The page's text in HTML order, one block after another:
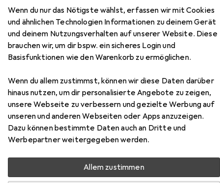
Wenn du nur das Nötigste wählst, erfassen wir mit Cookies
und ähnlichen Technologien Informationen zu deinem Gerät
und deinem Nutzungsverhalten auf unserer Website. Diese
brauchen wir, um dir bspw. ein sicheres Login und
Basisfunktionen wie den Warenkorb zu ermöglichen.
Wenn du allem zustimmst, können wir diese Daten darüber
hinaus nutzen, um dir personalisierte Angebote zu zeigen,
unsere Webseite zu verbessern und gezielte Werbung auf
unseren und anderen Webseiten oder Apps anzuzeigen.
Dazu können bestimmte Daten auch an Dritte und
Werbepartner weitergegeben werden.
Allem zustimmen
EUR
12,99 bei 3 Stück
Eurographics Plüsch Blüten
Blumenladen
1000 Teile
Zubehör für Eurographics Plüsch
Blüten Blumenladen
Hier findest du passendes Zubehör zum Produkt
Eurographics Plüsch Blüten Blumenladen aus der
Kategorie Puzzle Zubehör.
Beliebt Eurographics